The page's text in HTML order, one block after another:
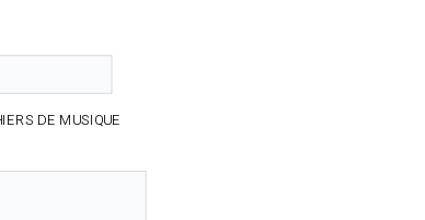
DE MUSIQUE